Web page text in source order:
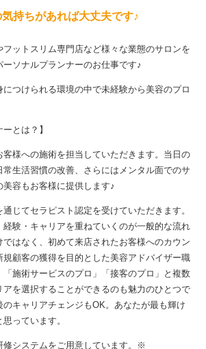
持ちがあれば大丈夫です♪
フットスリム専門店など様々な業態のサロンを
ソナルプランナーのお仕事です♪
つけられる環境の中で未経験から美容のプロ
とは？】
客様への施術を担当していただきます。当日の
生活習慣の改善、さらにはメンタル面でのサ
容もお客様に提供します♪
じてセラピスト認定を受けていただきます。
経験・キャリアを重ねていくのが一般的な流れ
はなく、初めて来店されたお客様へのカウン
規顧客の獲得を目的とした美容アドバイザー職
「施術サービスのプロ」「接客のプロ」と複数
アを選択することができるのも魅力のひとつで
キャリアチェンジもOK。あなたが最も輝け
っています。
システムをご用意しています。※